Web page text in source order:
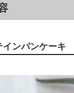
ンパンケーキ